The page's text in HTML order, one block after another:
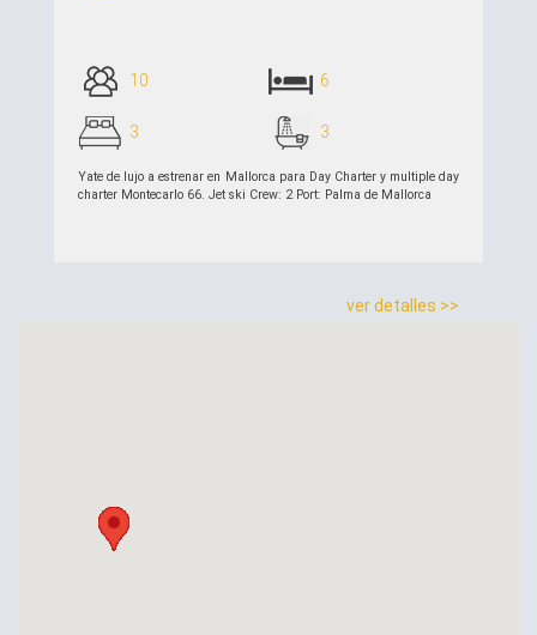
10 6
3 3
Yate de lujo a estrenar en Mallorca para Day Charter y multiple day
charter Montecarlo 66. Jet ski Crew: 2 Port: Palma de Mallorca
ver detalles >>